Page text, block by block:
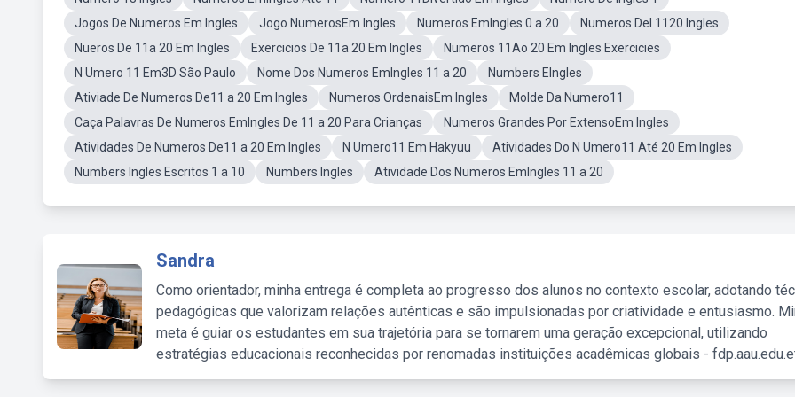
Jogos De Numeros Em Ingles
Jogo NumerosEm Ingles Numeros EmIngles 0 a 20
Numeros Del 1120 Ingles
Nueros De 11a 20 Em Ingles
Exercicios De 11a 20 Em Ingles
Numeros 11Ao 20 Em Ingles Exercicies
N Umero 11 Em3D São Paulo
Nome Dos Numeros EmIngles 11 a 20
Numbers EIngles
Ativiade De Numeros De11 a 20 Em Ingles
Numeros OrdenaisEm Ingles
Molde Da Numero11
Caça Palavras De Numeros EmIngles De 11 a 20 Para Crianças
Numeros Grandes Por ExtensoEm Ingles
Atividades De Numeros De11 a 20 Em Ingles
N Umero11 Em Hakyuu
Atividades Do N Umero11 Até 20 Em Ingles
Numbers Ingles Escritos 1 a 10
Numbers Ingles Atividade Dos Numeros EmIngles 11 a 20
Sandra
Como orientador, minha entrega é completa ao progresso dos alunos no contexto escolar, adotando
pedagógicas que valorizam relações autênticas e são impulsionadas por criatividade e entusiasmo.
meta é guiar os estudantes em sua trajetória para se tornarem uma geração excepcional, utilizando
estratégias educacionais reconhecidas por renomadas instituições acadêmicas globais -